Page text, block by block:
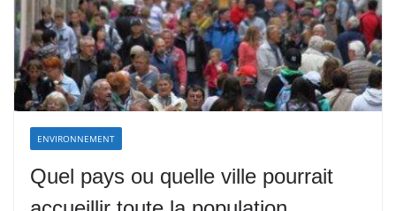
ENVIRONNEMENT
Quel pays ou quelle ville pourrait